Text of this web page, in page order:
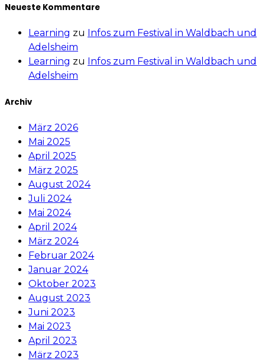
Neueste Kommentare
Learning zu
Infos zum Festival in Waldbach und
Adelsheim
Learning zu
Infos zum Festival in Waldbach und
Adelsheim
Archiv
März 2026
Mai 2025
April 2025
März 2025
August 2024
Juli 2024
Mai 2024
April 2024
März 2024
Februar 2024
Januar 2024
Oktober 2023
August 2023
Juni 2023
Mai 2023
April 2023
März 2023